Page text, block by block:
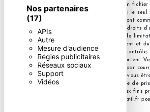
Nos partenaires
(17)
APIs
Autre
Mesure d'audience
Régies publicitaires
Réseaux sociaux
Support
Vidéos
vous contacter et sont enregistrées dans un
sont destinées à et ses sous-traitants dans le seul
votre message. Les données collectées seront
destinataires suivants: . Vous disposez de droits
rectification, d’effacement, de portabilité, de
retrait de votre consentement à tout moment et
une réclamation auprès d’une autorité de
d’organiser le sort de vos données post-mortem.
ces droits par voie postale à l'adresse ou par
l'adresse . Un justificatif d'identité pourra vous
conservons vos données pendant la période de
pendant la durée de prescription légale aux fins
gestion des contentieux. Consultez le site cnil.fr